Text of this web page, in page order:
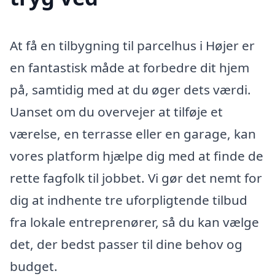
At få en tilbygning til parcelhus i Højer er
en fantastisk måde at forbedre dit hjem
på, samtidig med at du øger dets værdi.
Uanset om du overvejer at tilføje et
værelse, en terrasse eller en garage, kan
vores platform hjælpe dig med at finde de
rette fagfolk til jobbet. Vi gør det nemt for
dig at indhente tre uforpligtende tilbud
fra lokale entreprenører, så du kan vælge
det, der bedst passer til dine behov og
budget.